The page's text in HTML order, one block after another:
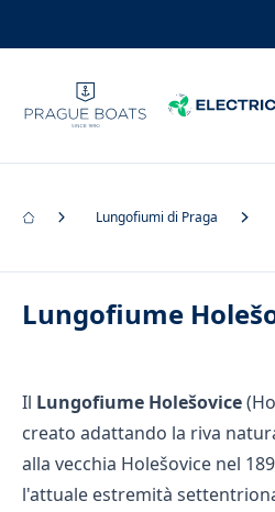
Lungofiumi di Praga
Lungofiume
Il Lungofiume Holešovice
creato adattando la riva
alla vecchia Holešovice nel
l'attuale estremità